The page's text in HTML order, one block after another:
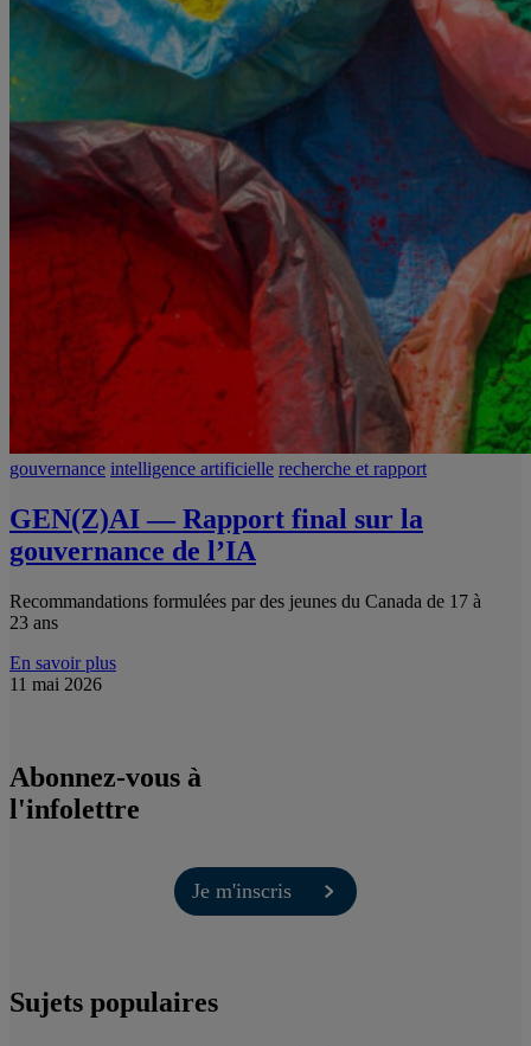
gouvernance intelligence artificielle recherche et rapport
GEN(Z)AI — Rapport final sur la
gouvernance de l’IA
Recommandations formulées par des jeunes du Canada de 17 à
23 ans
En savoir plus
11 mai 2026
Abonnez-vous à
l'infolettre
Je m'inscris
Sujets populaires